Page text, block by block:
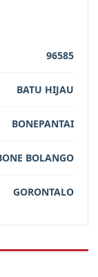
96585
BATU HIJAU
BONEPANTAI
BOLANGO
GORONTALO